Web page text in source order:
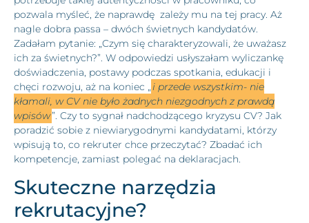
pozwala myśleć, że naprawdę zależy mu na tej pracy. Aż
nagle dobra passa – dwóch świetnych kandydatów.
Zadałam pytanie: „Czym się charakteryzowali, że uważasz
ich za świetnych?”. W odpowiedzi usłyszałam wyliczankę
doświadczenia, postawy podczas spotkania, edukacji i
chęci rozwoju, aż na koniec „i przede wszystkim- nie
kłamali, w CV nie było żadnych niezgodnych z prawdą
wpisów”. Czy to sygnał nadchodzącego kryzysu CV? Jak
poradzić sobie z niewiarygodnymi kandydatami, którzy
wpisują to, co rekruter chce przeczytać? Zbadać ich
kompetencje, zamiast polegać na deklaracjach.
Skuteczne narzędzia
rekrutacyjne?